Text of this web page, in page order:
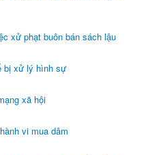
xử phạt buôn bán sách lậu
bị xử lý hình sự
xã hội
vi mua dâm